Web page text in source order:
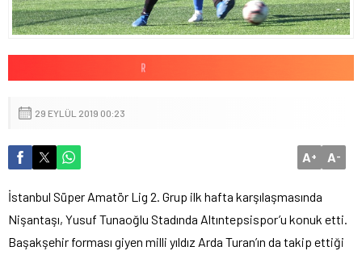
29 EYLÜL 2019 00:23
A+ A-
İstanbul Süper Amatör Lig 2. Grup ilk hafta karşılaşmasında
Nişantaşı, Yusuf Tunaoğlu Stadında Altıntepsispor’u konuk etti.
Başakşehir forması giyen milli yıldız Arda Turan’ın da takip ettiği